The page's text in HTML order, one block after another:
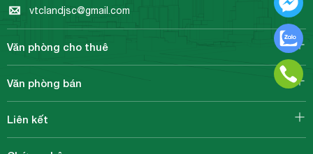
vtclandjsc@gmail.com
Văn phòng cho thuê
Văn phòng bán
Liên kết